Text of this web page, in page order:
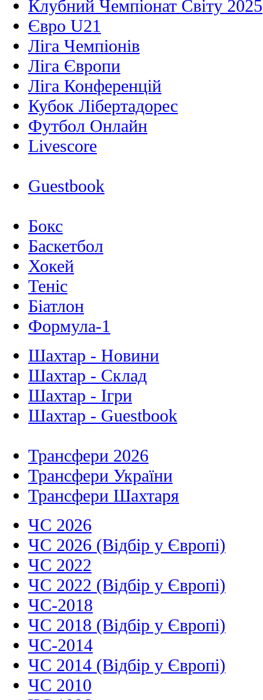
Клубний Чемпіонат Світу 2025
Євро U21
Ліга Чемпіонів
Ліга Європи
Ліга Конференцій
Кубок Лібертадорес
Футбол Онлайн
Livescore
Guestbook
Бокс
Баскетбол
Хокей
Теніс
Біатлон
Формула-1
Шахтар - Новини
Шахтар - Склад
Шахтар - Ігри
Шахтар - Guestbook
Трансфери 2026
Трансфери України
Трансфери Шахтаря
ЧС 2026
ЧС 2026 (Відбір у Європі)
ЧС 2022
ЧС 2022 (Відбір у Європі)
ЧС-2018
ЧС 2018 (Відбір у Європі)
ЧС-2014
ЧС 2014 (Відбір у Європі)
ЧС 2010